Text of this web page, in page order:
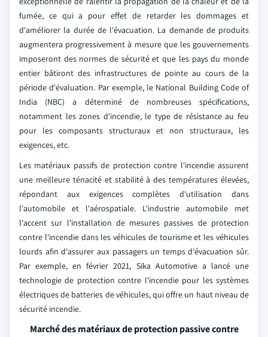
fumée, ce qui a pour effet de retarder les dommages et
d'améliorer la durée de l'évacuation. La demande de produits
augmentera progressivement à mesure que les gouvernements
imposeront des normes de sécurité et que les pays du monde
entier bâtiront des infrastructures de pointe au cours de la
période d'évaluation. Par exemple, le National Building Code of
India (NBC) a déterminé de nombreuses spécifications,
notamment les zones d'incendie, le type de résistance au feu
pour les composants structuraux et non structuraux, les
exigences, etc.
Les matériaux passifs de protection contre l'incendie assurent
une meilleure ténacité et stabilité à des températures élevées,
répondant aux exigences complètes d'utilisation dans
l'automobile et l'aérospatiale. L'industrie automobile met
l'accent sur l'installation de mesures passives de protection
contre l'incendie dans les véhicules de tourisme et les véhicules
lourds afin d'assurer aux passagers un temps d'évacuation sûr.
Par exemple, en février 2021, Sika Automotive a lancé une
technologie de protection contre l'incendie pour les systèmes
électriques de batteries de véhicules, qui offre un haut niveau de
sécurité incendie.
Marché des matériaux de protection passive contre